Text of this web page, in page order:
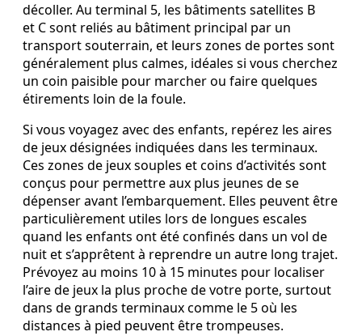
décoller. Au terminal 5, les bâtiments satellites B
et C sont reliés au bâtiment principal par un
transport souterrain, et leurs zones de portes sont
généralement plus calmes, idéales si vous cherchez
un coin paisible pour marcher ou faire quelques
étirements loin de la foule.
Si vous voyagez avec des enfants, repérez les aires
de jeux désignées indiquées dans les terminaux.
Ces zones de jeux souples et coins d’activités sont
conçus pour permettre aux plus jeunes de se
dépenser avant l’embarquement. Elles peuvent être
particulièrement utiles lors de longues escales
quand les enfants ont été confinés dans un vol de
nuit et s’apprêtent à reprendre un autre long trajet.
Prévoyez au moins 10 à 15 minutes pour localiser
l’aire de jeux la plus proche de votre porte, surtout
dans de grands terminaux comme le 5 où les
distances à pied peuvent être trompeuses.